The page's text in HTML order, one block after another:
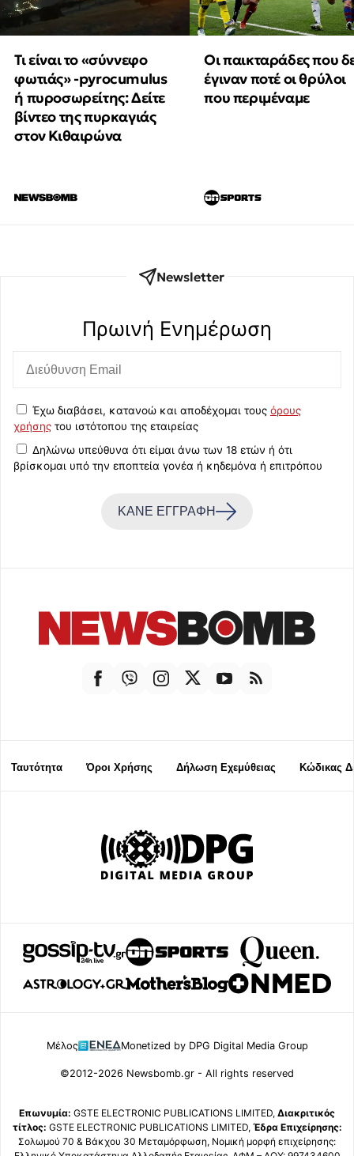
Τι είναι το «σύννεφο
φωτιάς» -pyrocumulus
ή πυροσωρείτης: Δείτε
βίντεο της πυρκαγιάς
στον Κιθαιρώνα
Οι παικταράδες που
έγιναν ποτέ οι θρύλοι
που περιμέναμε
Newsletter
Πρωινή Eνημέρωση
Έχω διαβάσει, κατανοώ και αποδέχομαι τους όρους
χρήσης του ιστότοπου της εταιρείας
Δηλώνω υπεύθυνα ότι είμαι άνω των 18 ετών ή ότι
βρίσκομαι υπό την εποπτεία γονέα ή κηδεμόνα ή επιτρόπου
ΚΑΝΕ ΕΓΓΡΑΦΗ
Ταυτότητα Όροι Χρήσης Δήλωση Εχεμύθειας Κώδικας
Μέλος Monetized by DPG Digital Media Group
©2012-2026 Newsbomb.gr - All rights reserved
Επωνυμία: GSTE ELECTRONIC PUBLICATIONS LIMITED, Διακριτικός
τίτλος: GSTE ELECTRONIC PUBLICATIONS LIMITED, Έδρα Επιχείρησης:
Σολωμού 70 & Βάκχου 30 Μεταμόρφωση, Νομική μορφή επιχείρησης: